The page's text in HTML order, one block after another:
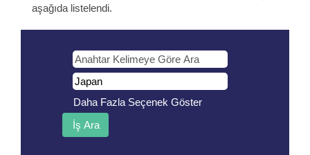
aşağıda listelendi.
Daha Fazla Seçenek Göster